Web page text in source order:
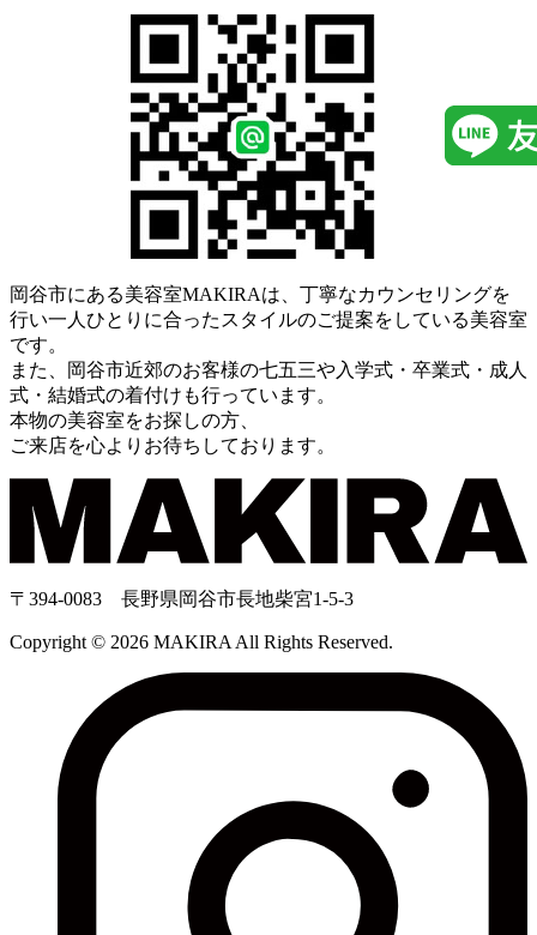
岡谷市にある美容室MAKIRAは、丁寧なカウンセリングを
行い一人ひとりに合ったスタイルのご提案をしている美容室
です。
また、岡谷市近郊のお客様の七五三や入学式・卒業式・成人
式・結婚式の着付けも行っています。
本物の美容室をお探しの方、
ご来店を心よりお待ちしております。
〒394-0083 長野県岡谷市長地柴宮1-5-3
Copyright © 2026 MAKIRA All Rights Reserved.